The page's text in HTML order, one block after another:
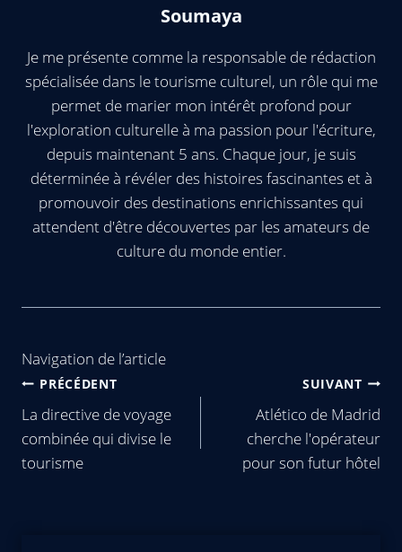
Soumaya
Je me présente comme la responsable de rédaction
spécialisée dans le tourisme culturel, un rôle qui me
permet de marier mon intérêt profond pour
l'exploration culturelle à ma passion pour l'écriture,
depuis maintenant 5 ans. Chaque jour, je suis
déterminée à révéler des histoires fascinantes et à
promouvoir des destinations enrichissantes qui
attendent d'être découvertes par les amateurs de
culture du monde entier.
Navigation de l’article
PRÉCÉDENT
La directive de voyage
combinée qui divise le
tourisme
SUIVANT
Atlético de Madrid
cherche l'opérateur
pour son futur hôtel